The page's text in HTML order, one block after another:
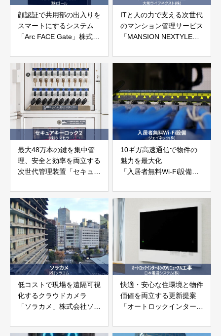
顔認証で共用部の出入りを
スマートにするシステム
「Arc FACE Gate」株式会
ITと人の力で支える次世代
のマンション管理サービス
「MANSION NEXTYLE」
社
最大48万本の鍵を集中管
理、安全と効率を両立する
次世代管理装置「セキュア
株式会社クマヒラ
10ギガ高速通信で物件の
魅力を最大化
「入居者無料Wi-Fi設備」
低コストで現場を遠隔可視
化するクラウドカメラ
「ソラカメ」株式会社ソラ
快適・安心な住環境と物件
価値を両立する更新提案
「オートロックインターホ
本電通システム株式会社